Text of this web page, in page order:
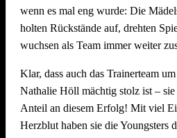
Stimmung, Anlage und
Wie schon in den Vorjahren zeigte
Möglichkeit die Felder zu
Feld und genügend schattige Plätze
trotz der Hitze gut durch den
Bewirtung am Grillstand fand
wenn es mal eng wurde: Die
holten Rückstände auf, drehten
wuchsen als Team immer weiter
Klar, dass auch das Trainerteam
Nathalie Höll mächtig stolz ist – sie
Anteil an diesem Erfolg! Mit viel
Herzblut haben sie die Youngsters